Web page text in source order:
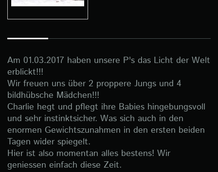
Am 01.03.2017 haben unsere P's das Licht der Welt
erblickt!!!
Wir freuen uns über 2 proppere Jungs und 4
bildhübsche Mädchen!!!
Charlie hegt und pflegt ihre Babies hingebungsvoll
und sehr instinktsicher. Was sich auch in den
enormen Gewichtszunahmen in den ersten beiden
Tagen wider spiegelt.
Hier ist also momentan alles bestens! Wir
geniessen einfach diese Zeit.